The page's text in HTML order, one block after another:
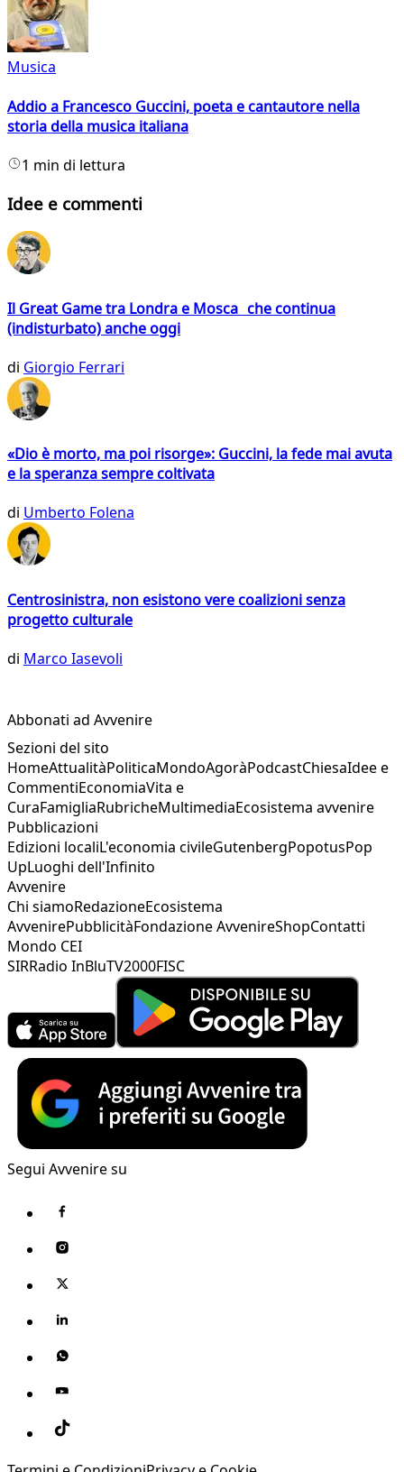
Musica
Addio a Francesco Guccini, poeta e cantautore nella
storia della musica italiana
1 min di lettura
Idee e commenti
Il Great Game tra Londra e Mosca che continua
(indisturbato) anche oggi
di Giorgio Ferrari
«Dio è morto, ma poi risorge»: Guccini, la fede mai avuta
e la speranza sempre coltivata
di Umberto Folena
Centrosinistra, non esistono vere coalizioni senza
progetto culturale
di Marco Iasevoli
Abbonati ad Avvenire
Sezioni del sito
HomeAttualitàPoliticaMondoAgoràPodcastChiesaIdee e
CommentiEconomiaVita e
CuraFamigliaRubricheMultimediaEcosistema avvenire
Pubblicazioni
Edizioni localiL'economia civileGutenbergPopotusPop
UpLuoghi dell'Infinito
Avvenire
Chi siamoRedazioneEcosistema
AvvenirePubblicitàFondazione AvvenireShopContatti
Mondo CEI
SIRRadio InBluTV2000FISC
Segui Avvenire su